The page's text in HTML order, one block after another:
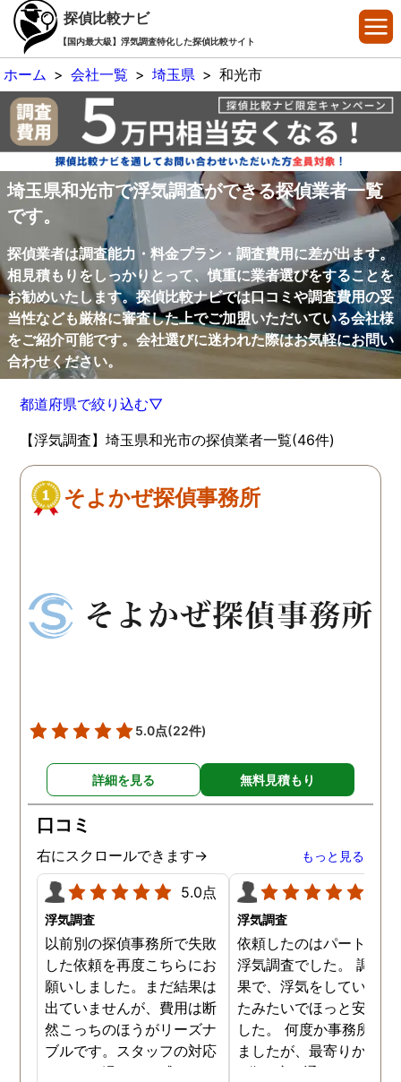
探偵比較ナビ
【国内最大級】浮気調査特化した探偵比較サイト
ホーム > 会社一覧 > 埼玉県 > 和光市
埼玉県和光市で浮気調査ができる探偵業者一覧
です。
探偵業者は調査能力・料金プラン・調査費用に差が出ます。
相見積もりをしっかりとって、慎重に業者選びをすることを
お勧めいたします。探偵比較ナビでは口コミや調査費用の妥
当性なども厳格に審査した上でご加盟いただいている会社様
をご紹介可能です。会社選びに迷われた際はお気軽にお問い
合わせください。
都道府県で絞り込む▽
【浮気調査】埼玉県和光市の探偵業者一覧(46件)
そよかぜ探偵事務所
5.0点(22件)
詳細を見る 無料見積もり
口コミ
右にスクロールできます→ もっと見る
5.0点
浮気調査
以前別の探偵事務所で失敗
した依頼を再度こちらにお
願いしました。まだ結果は
出ていませんが、費用は断
然こっちのほうがリーズナ
ブルです。スタッフの対応
なんかも温かみを感じま
浮気調査
依頼したのはパートナー
浮気調査でした。 調査
果で、浮気をしていなか
たみたいでほっと安心し
した。 何度か事務所に
ましたが、最寄りから徒
3分程度で通いやすかっ